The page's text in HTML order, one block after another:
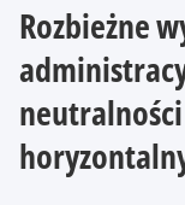
Rozbieżne